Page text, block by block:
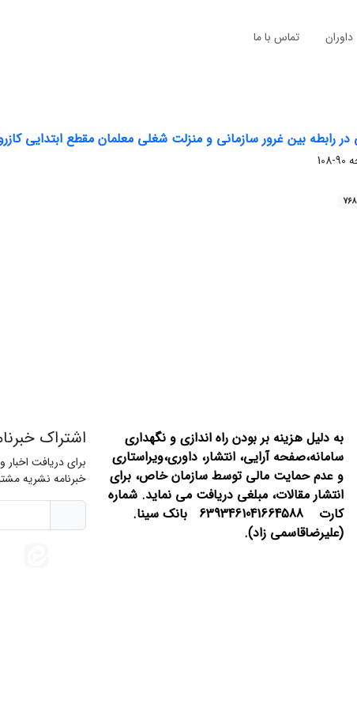
داوران تماس با ما
رابطه بین غرور سازمانی و منزلت شغلی معلمان مقطع ابتدایی
90-108
به دلیل هزینه بر بودن راه اندازی و نگهداری
سامانه،صفحه آرایی، انتشار، داوری،ویراستاری
و عدم حمایت مالی توسط سازمان خاص، برای
انتشار مقالات، مبلغی دریافت می نماید. شماره
کارت 6393461041664588 بانک سینا.
(علیرضاقاسمی زاد).
اشتراک
برای دریافت
خبرنامه نشریه